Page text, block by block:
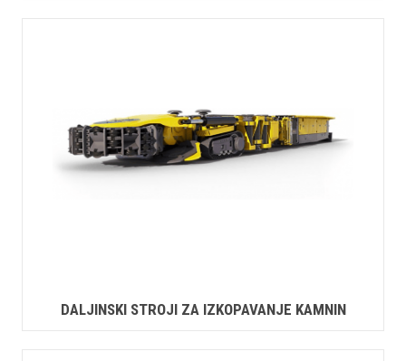
DALJINSKI STROJI ZA IZKOPAVANJE KAMNIN